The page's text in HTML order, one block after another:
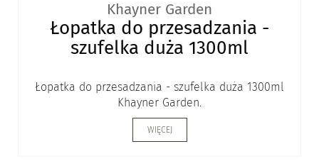
Khayner Garden
Łopatka do przesadzania -
szufelka duża 1300ml
Łopatka do przesadzania - szufelka duża 1300ml
Khayner Garden.
WIĘCEJ